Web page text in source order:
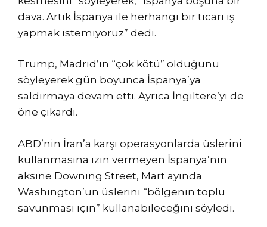
dava. Artık İspanya ile herhangi bir ticari iş
yapmak istemiyoruz” dedi.
Trump, Madrid’in “çok kötü” olduğunu
söyleyerek gün boyunca İspanya’ya
saldırmaya devam etti. Ayrıca İngiltere’yi de
öne çıkardı.
ABD’nin İran’a karşı operasyonlarda üslerini
kullanmasına izin vermeyen İspanya’nın
aksine Downing Street, Mart ayında
Washington’un üslerini “bölgenin toplu
savunması için” kullanabileceğini söyledi.